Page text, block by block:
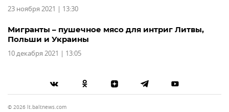
23 ноября 2021 | 13:30
Мигранты – пушечное мясо для интриг Литвы,
Польши и Украины
10 декабря 2021 | 13:05
© 2026 lt.baltnews.com